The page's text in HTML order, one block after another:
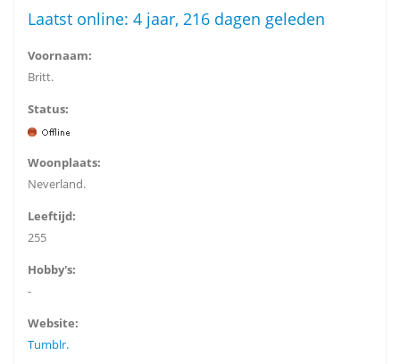
Laatst online: 4 jaar, 216 dagen geleden
Voornaam:
Britt.
Status:
Woonplaats:
Neverland.
Leeftijd:
255
Hobby's:
-
Website:
Tumblr.